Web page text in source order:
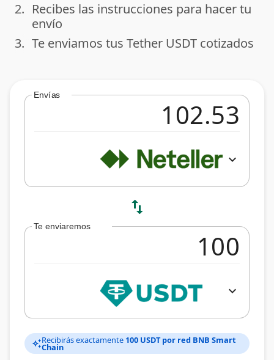
done
2. Recibes las instrucciones para hacer tu
envío
done
3. Te enviamos tus Tether USDT cotizados
Envías
expand_more
swap_vert
Te enviaremos
expand_more
auto_awesomeRecibirás exactamente 100 USDT por red BNB Smart
Chain